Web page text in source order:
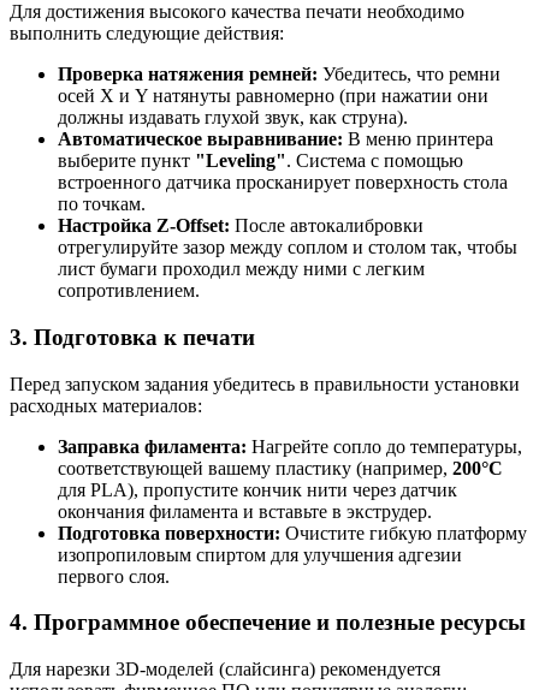
Для достижения высокого качества печати необходимо
выполнить следующие действия:
Проверка натяжения ремней: Убедитесь, что ремни
осей X и Y натянуты равномерно (при нажатии они
должны издавать глухой звук, как струна).
Автоматическое выравнивание: В меню принтера
выберите пункт "Leveling". Система с помощью
встроенного датчика просканирует поверхность стола
по точкам.
Настройка Z-Offset: После автокалибровки
отрегулируйте зазор между соплом и столом так, чтобы
лист бумаги проходил между ними с легким
сопротивлением.
3. Подготовка к печати
Перед запуском задания убедитесь в правильности установки
расходных материалов:
Заправка филамента: Нагрейте сопло до температуры,
соответствующей вашему пластику (например, 200°C
для PLA), пропустите кончик нити через датчик
окончания филамента и вставьте в экструдер.
Подготовка поверхности: Очистите гибкую платформу
изопропиловым спиртом для улучшения адгезии
первого слоя.
4. Программное обеспечение и полезные ресурсы
Для нарезки 3D-моделей (слайсинга) рекомендуется